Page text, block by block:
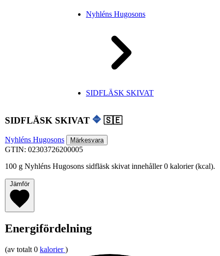
Nyhléns Hugosons
SIDFLÄSK SKIVAT
SIDFLÄSK SKIVAT 🇸🇪
Nyhléns Hugosons Märkesvara
GTIN: 02303726200005
100 g Nyhléns Hugosons sidfläsk skivat innehåller 0 kalorier (kcal).
Jämför
Energifördelning
(av totalt 0 kalorier )